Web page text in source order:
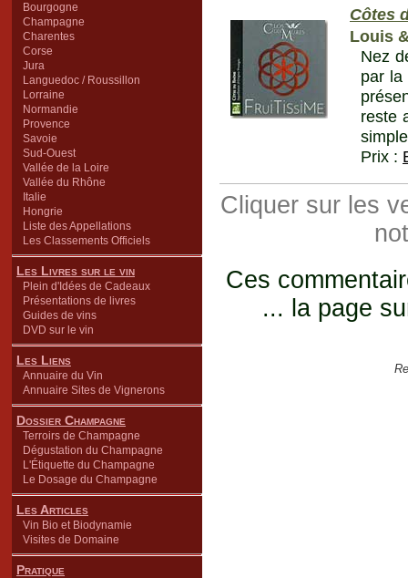
Bourgogne
Champagne
Charentes
Corse
Jura
Languedoc / Roussillon
Lorraine
Normandie
Provence
Savoie
Sud-Ouest
Vallée de la Loire
Vallée du Rhône
Italie
Hongrie
Liste des Appellations
Les Classements Officiels
Les Livres sur le vin
Plein d'Idées de Cadeaux
Présentations de livres
Guides de vins
DVD sur le vin
Les Liens
Annuaire du Vin
Annuaire Sites de Vignerons
Dossier Champagne
Terroirs de Champagne
Dégustation du Champagne
L'Étiquette du Champagne
Le Dosage du Champagne
Les Articles
Vin Bio et Biodynamie
Visites de Domaine
Pratique
Côtes
Louis
Nez
par la
reste
Prix :
Cliquer sur les
Ces
... la page